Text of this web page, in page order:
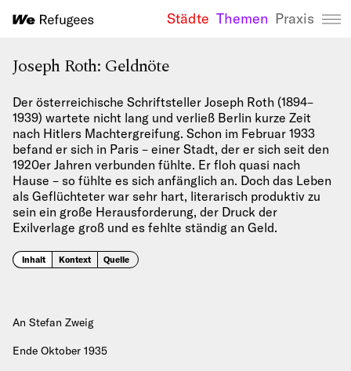
We Refugees
Städte Themen Praxis
Joseph Roth: Geldnöte
Der österreichische Schriftsteller Joseph Roth (1894–
1939) wartete nicht lang und verließ Berlin kurze Zeit
nach Hitlers Machtergreifung. Schon im Februar 1933
befand er sich in Paris – einer Stadt, der er sich seit den
1920er Jahren verbunden fühlte. Er floh quasi nach
Hause – so fühlte es sich anfänglich an. Doch das Leben
als Geflüchteter war sehr hart, literarisch produktiv zu
sein ein große Herausforderung, der Druck der
Exilverlage groß und es fehlte ständig an Geld.
Inhalt Kontext Quelle
An Stefan Zweig
Ende Oktober 1935